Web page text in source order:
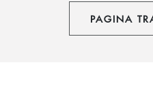
PAGINA